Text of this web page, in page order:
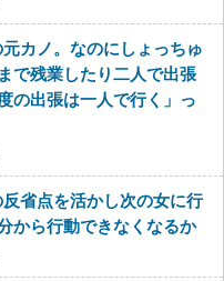
カノ。なのにしょっちゅ
で残業したり二人で出張
の出張は一人で行く」っ
省点を活かし次の女に行
から行動できなくなるか